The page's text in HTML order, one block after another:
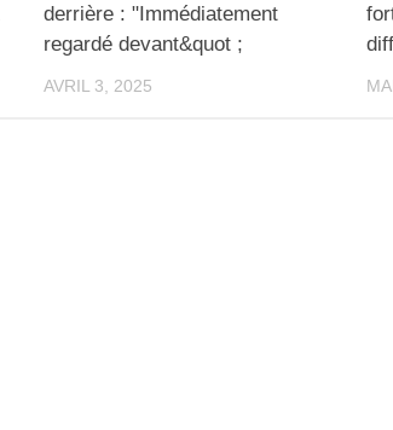
derrière : "Immédiatement
regardé devant&quot ;
AVRIL 3, 2025